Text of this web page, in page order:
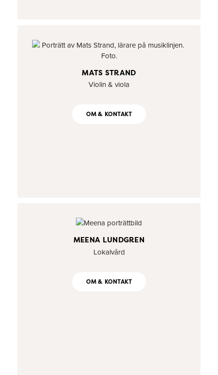
MATS STRAND
Violin & viola
OM & KONTAKT
MEENA LUNDGREN
Lokalvård
OM & KONTAKT